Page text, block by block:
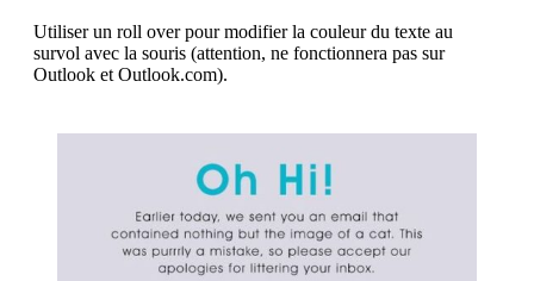
Utiliser un roll over pour modifier la couleur du texte au
survol avec la souris (attention, ne fonctionnera pas sur
Outlook et Outlook.com).